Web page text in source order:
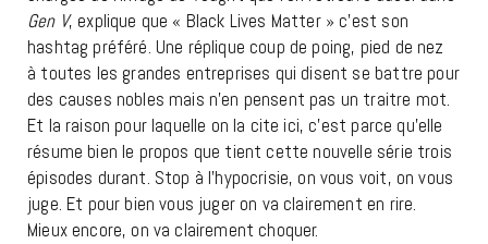
Gen V, explique que « Black Lives Matter » c’est son
hashtag préféré. Une réplique coup de poing, pied de nez
à toutes les grandes entreprises qui disent se battre pour
des causes nobles mais n’en pensent pas un traitre mot.
Et la raison pour laquelle on la cite ici, c’est parce qu’elle
résume bien le propos que tient cette nouvelle série trois
épisodes durant. Stop à l’hypocrisie, on vous voit, on vous
juge. Et pour bien vous juger on va clairement en rire.
Mieux encore, on va clairement choquer.